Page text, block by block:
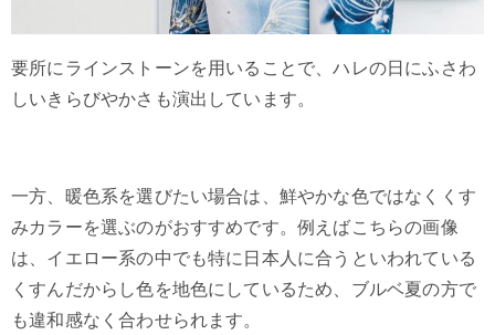
要所にラインストーンを用いることで、ハレの日にふさわ
しいきらびやかさも演出しています。
一方、暖色系を選びたい場合は、鮮やかな色ではなくくす
みカラーを選ぶのがおすすめです。例えばこちらの画像
は、イエロー系の中でも特に日本人に合うといわれている
くすんだからし色を地色にしているため、ブルベ夏の方で
も違和感なく合わせられます。